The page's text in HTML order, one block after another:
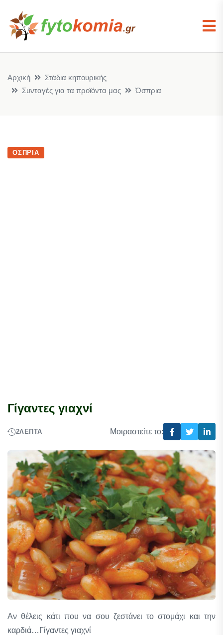
Αρχική
Στάδια κηπουρικής
Συνταγές για τα προϊόντα μας
Όσπρια
ΌΣΠΡΙΑ
Γίγαντες γιαχνί
2ΛΕΠΤΆ Μοιραστείτε το:
Αν θέλεις κάτι που να σου ζεστάνει το στομάχι και την
καρδιά…Γίγαντες γιαχνί